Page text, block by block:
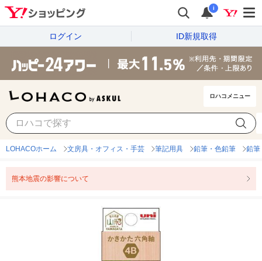
i
ログイン ID新規取得
ロハコメニュー
LOHACOホーム 文房具・オフィス・手芸 筆記用具 鉛筆・色鉛筆 鉛筆
熊本地震の影響について